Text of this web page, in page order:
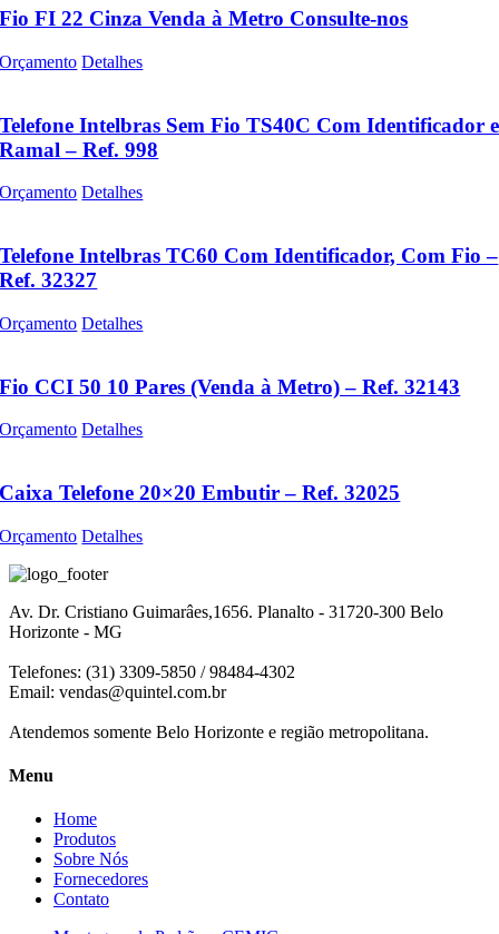
Fio FI 22 Cinza Venda à Metro Consulte-nos
Orçamento Detalhes
Telefone Intelbras Sem Fio TS40C Com Identificador e
Ramal – Ref. 998
Orçamento Detalhes
Telefone Intelbras TC60 Com Identificador, Com Fio –
Ref. 32327
Orçamento Detalhes
Fio CCI 50 10 Pares (Venda à Metro) – Ref. 32143
Orçamento Detalhes
Caixa Telefone 20×20 Embutir – Ref. 32025
Orçamento Detalhes
Av. Dr. Cristiano Guimarâes,1656. Planalto - 31720-300 Belo
Horizonte - MG
Telefones: (31) 3309-5850 / 98484-4302
Email: vendas@quintel.com.br
Atendemos somente Belo Horizonte e região metropolitana.
Menu
Home
Produtos
Sobre Nós
Fornecedores
Contato